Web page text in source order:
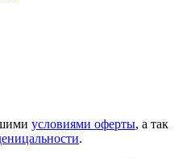
условиями оферты, а так
.